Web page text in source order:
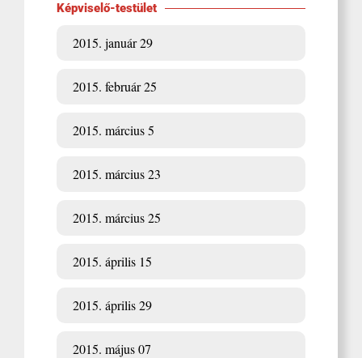
Képviselő-testület
2015. január 29
2015. február 25
2015. március 5
2015. március 23
2015. március 25
2015. április 15
2015. április 29
2015. május 07